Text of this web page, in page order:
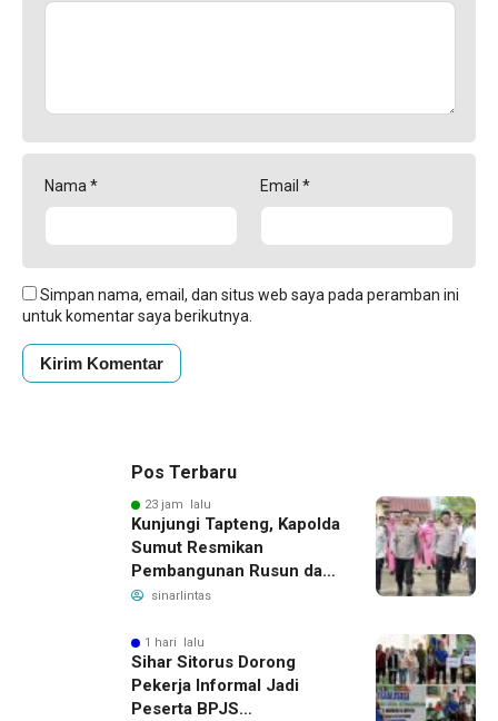
Nama* Email *
Simpan nama, email, dan situs web saya pada peramban ini
untuk komentar saya berikutnya.
Pos Terbaru
23 jam lalu
Kunjungi Tapteng, Kapolda
Sumut Resmikan
Pembangunan Rusun dan
Benahi Empat Polsek
sinarlintas
1 hari lalu
Sihar Sitorus Dorong
Pekerja Informal Jadi
Peserta BPJS